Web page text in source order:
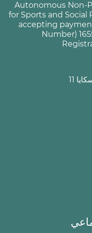
Autonomous Non-
for Sports and Social
accepting
Number)